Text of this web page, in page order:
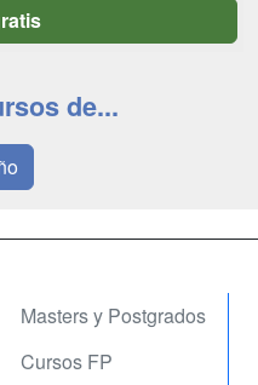
de...
Masters y Postgrados
Cursos FP